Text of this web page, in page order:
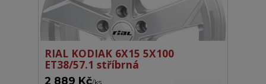
RIAL KODIAK 6X15 5X100
ET38/57.1 stříbrná
2 889 Kč